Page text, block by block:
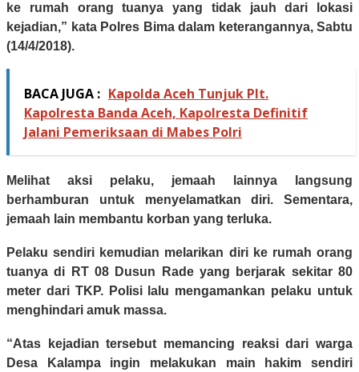
ke rumah orang tuanya yang tidak jauh dari lokasi
kejadian,” kata Polres Bima dalam keterangannya, Sabtu
(14/4/2018).
BACA JUGA : Kapolda Aceh Tunjuk Plt.
Kapolresta Banda Aceh, Kapolresta Definitif
Jalani Pemeriksaan di Mabes Polri
Melihat aksi pelaku, jemaah lainnya langsung
berhamburan untuk menyelamatkan diri. Sementara,
jemaah lain membantu korban yang terluka.
Pelaku sendiri kemudian melarikan diri ke rumah orang
tuanya di RT 08 Dusun Rade yang berjarak sekitar 80
meter dari TKP. Polisi lalu mengamankan pelaku untuk
menghindari amuk massa.
“Atas kejadian tersebut memancing reaksi dari warga
Desa Kalampa ingin melakukan main hakim sendiri